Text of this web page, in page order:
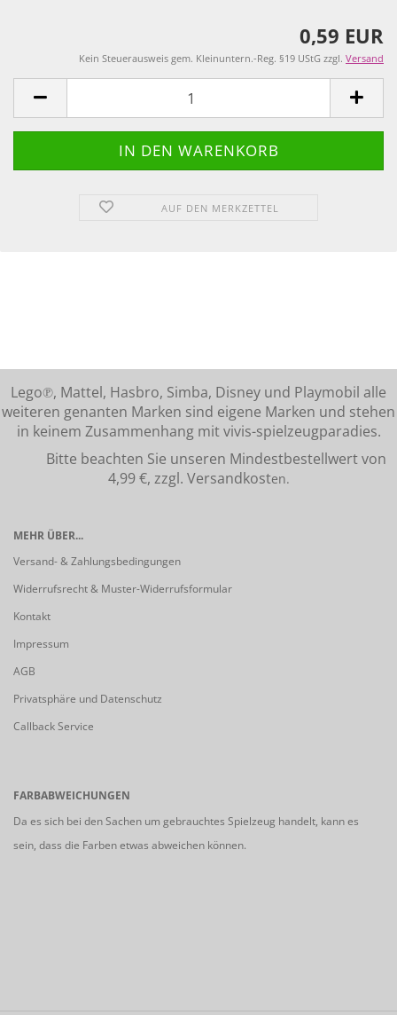
0,59 EUR
Kein Steuerausweis gem. Kleinuntern.-Reg. §19 UStG zzgl. Versand
AUF DEN MERKZETTEL
Lego℗, Mattel, Hasbro, Simba, Disney und Playmobil alle
weiteren genanten Marken sind eigene Marken und stehen
in keinem Zusammenhang mit vivis-spielzeugparadies.
Bitte beachten Sie unseren Mindestbestellwert von
4,99 €, zzgl. Versandkosten.
MEHR ÜBER...
Versand- & Zahlungsbedingungen
Widerrufsrecht & Muster-Widerrufsformular
Kontakt
Impressum
AGB
Privatsphäre und Datenschutz
Callback Service
FARBABWEICHUNGEN
Da es sich bei den Sachen um gebrauchtes Spielzeug handelt, kann es
sein, dass die Farben etwas abweichen können.